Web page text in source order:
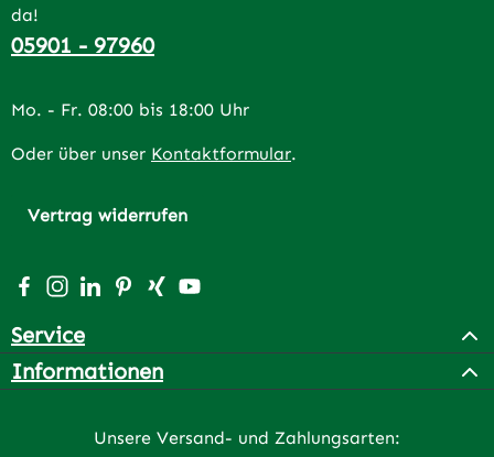
da!
05901 - 97960
Mo. - Fr. 08:00 bis 18:00 Uhr
Oder über unser Kontaktformular.
Vertrag widerrufen
Besuche uns auf Facebook – öffnet in neuem Tab
Schau auf Instagram vorbei – öffnet in neuem Tab
Vernetze dich mit uns auf LinkedIn – öffnet in
Lass dich auf Pinterest inspirieren – öffnet
Vernetze dich mit uns auf Xing – öffnet
Sieh dir unsere Videos auf YouTube
Service
Informationen
Unsere Versand- und Zahlungsarten: